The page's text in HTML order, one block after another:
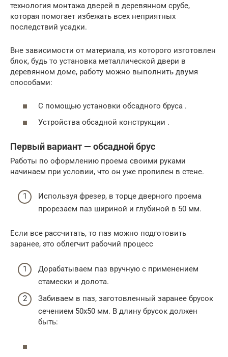
технология монтажа дверей в деревянном срубе,
которая помогает избежать всех неприятных
последствий усадки.
Вне зависимости от материала, из которого изготовлен
блок, будь то установка металлической двери в
деревянном доме, работу можно выполнить двумя
способами:
С помощью установки обсадного бруса .
Устройства обсадной конструкции .
Первый вариант — обсадной брус
Работы по оформлению проема своими руками
начинаем при условии, что он уже пропилен в стене.
Используя фрезер, в торце дверного проема
прорезаем паз шириной и глубиной в 50 мм.
Если все рассчитать, то паз можно подготовить
заранее, это облегчит рабочий процесс
Дорабатываем паз вручную с применением
стамески и долота.
Забиваем в паз, заготовленный заранее брусок
сечением 50х50 мм. В длину брусок должен
быть: